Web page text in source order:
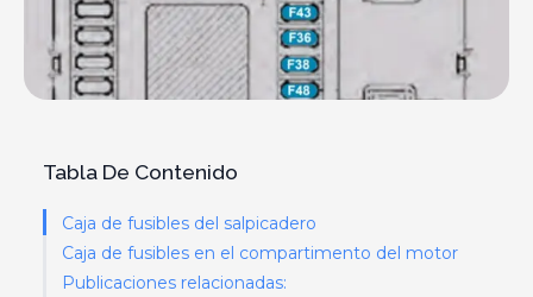
Tabla De Contenido
Caja de fusibles del salpicadero
Caja de fusibles en el compartimento del motor
Publicaciones relacionadas: